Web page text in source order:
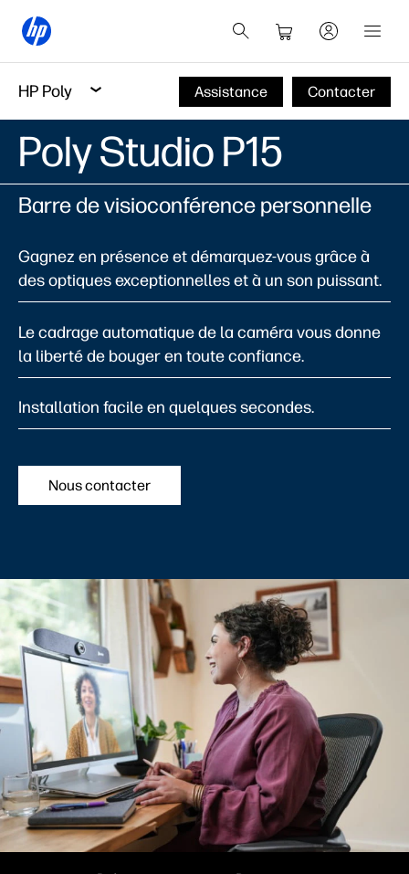
HP Poly Assistance Contacter
Poly Studio P15
Barre de visioconférence personnelle
Gagnez en présence et démarquez-vous grâce à
des optiques exceptionnelles et à un son puissant.
Le cadrage automatique de la caméra vous donne
la liberté de bouger en toute confiance.
Installation facile en quelques secondes.
Nous contacter